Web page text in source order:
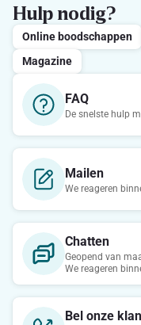
Hulp nodig?
Online boodschappen
Magazine
FAQ
De snelste hulp
Mailen
We reageren
Chatten
Geopend van
We reageren
Bel onze